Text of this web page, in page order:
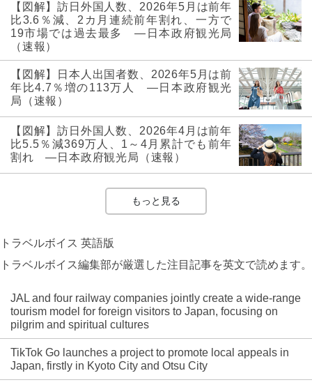
【図解】訪日外国人数、2026年5月は前年
比3.6％減、2カ月連続前年割れ、一方で
19市場では過去最多 ―日本政府観光局
（速報）
【図解】日本人出国者数、2026年5月は前
年比4.7％増の113万人 ―日本政府観光
局（速報）
【図解】訪日外国人数、2026年4月は前年
比5.5％減369万人、1～4月累計でも前年
割れ ―日本政府観光局（速報）
もっと見る
トラベルボイス 英語版
トラベルボイス編集部が厳選した注目記事を英文で読めます。
JAL and four railway companies jointly create a wide-range
tourism model for foreign visitors to Japan, focusing on
pilgrim and spiritual cultures
TikTok Go launches a project to promote local appeals in
Japan, firstly in Kyoto City and Otsu City